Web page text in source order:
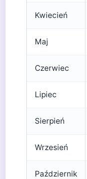
Kwiecień
Maj
Czerwiec
Lipiec
Sierpień
Wrzesień
Październik